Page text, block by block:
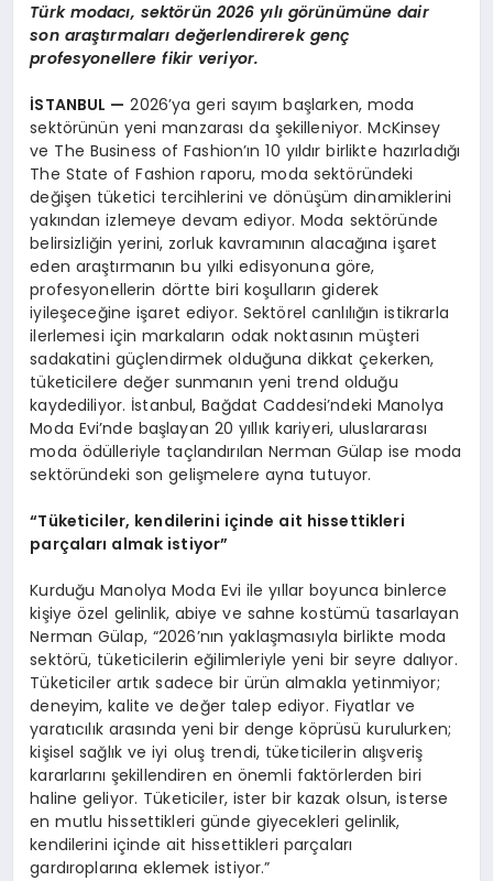
Türk modacı, sektörün 2026 yılı görünümüne dair
son araştırmaları değerlendirerek genç
profesyonellere fikir veriyor.
İSTANBUL — 2026’ya geri sayım başlarken, moda
sektörünün yeni manzarası da şekilleniyor. McKinsey
ve The Business of Fashion’ın 10 yıldır birlikte hazırladığı
The State of Fashion raporu, moda sektöründeki
değişen tüketici tercihlerini ve dönüşüm dinamiklerini
yakından izlemeye devam ediyor. Moda sektöründe
belirsizliğin yerini, zorluk kavramının alacağına işaret
eden araştırmanın bu yılki edisyonuna göre,
profesyonellerin dörtte biri koşulların giderek
iyileşeceğine işaret ediyor. Sektörel canlılığın istikrarla
ilerlemesi için markaların odak noktasının müşteri
sadakatini güçlendirmek olduğuna dikkat çekerken,
tüketicilere değer sunmanın yeni trend olduğu
kaydediliyor. İstanbul, Bağdat Caddesi’ndeki Manolya
Moda Evi’nde başlayan 20 yıllık kariyeri, uluslararası
moda ödülleriyle taçlandırılan Nerman Gülap ise moda
sektöründeki son gelişmelere ayna tutuyor.
“Tüketiciler, kendilerini içinde ait hissettikleri
parçaları almak istiyor”
Kurduğu Manolya Moda Evi ile yıllar boyunca binlerce
kişiye özel gelinlik, abiye ve sahne kostümü tasarlayan
Nerman Gülap, “2026’nın yaklaşmasıyla birlikte moda
sektörü, tüketicilerin eğilimleriyle yeni bir seyre dalıyor.
Tüketiciler artık sadece bir ürün almakla yetinmiyor;
deneyim, kalite ve değer talep ediyor. Fiyatlar ve
yaratıcılık arasında yeni bir denge köprüsü kurulurken;
kişisel sağlık ve iyi oluş trendi, tüketicilerin alışveriş
kararlarını şekillendiren en önemli faktörlerden biri
haline geliyor. Tüketiciler, ister bir kazak olsun, isterse
en mutlu hissettikleri günde giyecekleri gelinlik,
kendilerini içinde ait hissettikleri parçaları
gardıroplarına eklemek istiyor.”